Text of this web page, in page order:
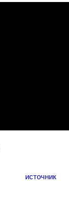
источник